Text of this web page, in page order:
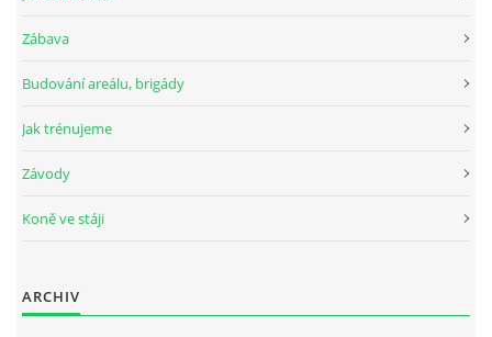
Zábava
Budování areálu, brigády
Jak trénujeme
Závody
Koně ve stáji
ARCHIV